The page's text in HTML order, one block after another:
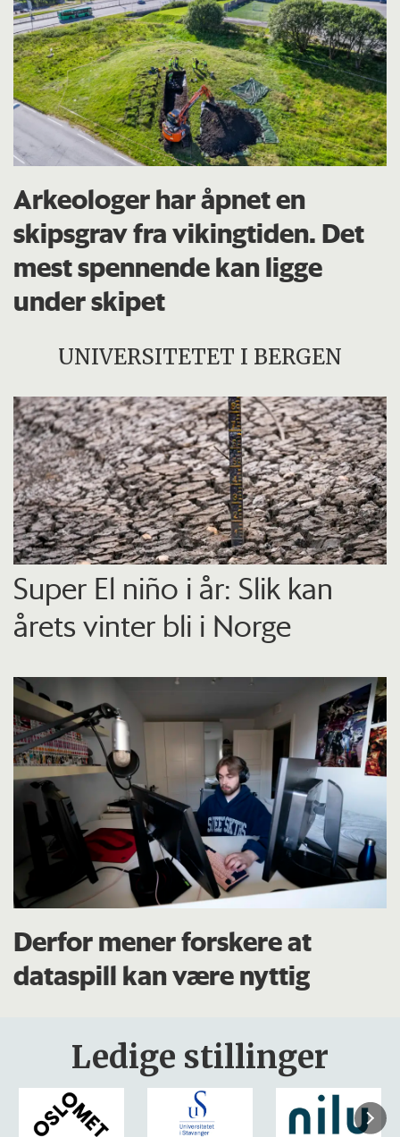
Arkeologer har åpnet en
skipsgrav fra vikingtiden. Det
mest spennende kan ligge
under skipet
UNIVERSITETET I BERGEN
Super El niño i år: Slik kan
årets vinter bli i Norge
Derfor mener forskere at
dataspill kan være nyttig
Ledige stillinger